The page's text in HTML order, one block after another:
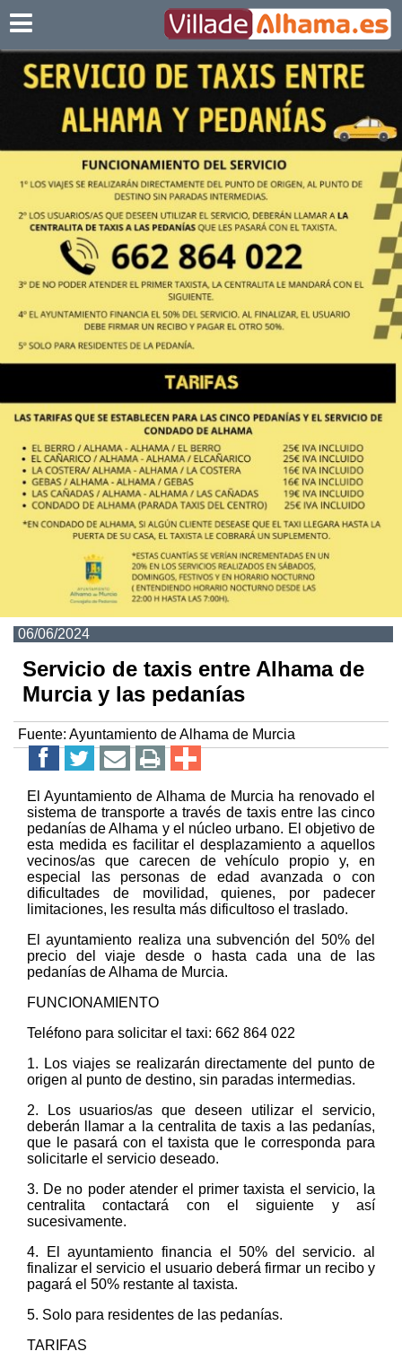
06/06/2024
Servicio de taxis entre Alhama de
Murcia y las pedanías
Fuente: Ayuntamiento de Alhama de Murcia
El Ayuntamiento de Alhama de Murcia ha renovado el
sistema de transporte a través de taxis entre las cinco
pedanías de Alhama y el núcleo urbano. El objetivo de
esta medida es facilitar el desplazamiento a aquellos
vecinos/as que carecen de vehículo propio y, en
especial las personas de edad avanzada o con
dificultades de movilidad, quienes, por padecer
limitaciones, les resulta más dificultoso el traslado.
El ayuntamiento realiza una subvención del 50% del
precio del viaje desde o hasta cada una de las
pedanías de Alhama de Murcia.
FUNCIONAMIENTO
Teléfono para solicitar el taxi: 662 864 022
1. Los viajes se realizarán directamente del punto de
origen al punto de destino, sin paradas intermedias.
2. Los usuarios/as que deseen utilizar el servicio,
deberán llamar a la centralita de taxis a las pedanías,
que le pasará con el taxista que le corresponda para
solicitarle el servicio deseado.
3. De no poder atender el primer taxista el servicio, la
centralita contactará con el siguiente y así
sucesivamente.
4. El ayuntamiento financia el 50% del servicio. al
finalizar el servicio el usuario deberá firmar un recibo y
pagará el 50% restante al taxista.
5. Solo para residentes de las pedanías.
TARIFAS